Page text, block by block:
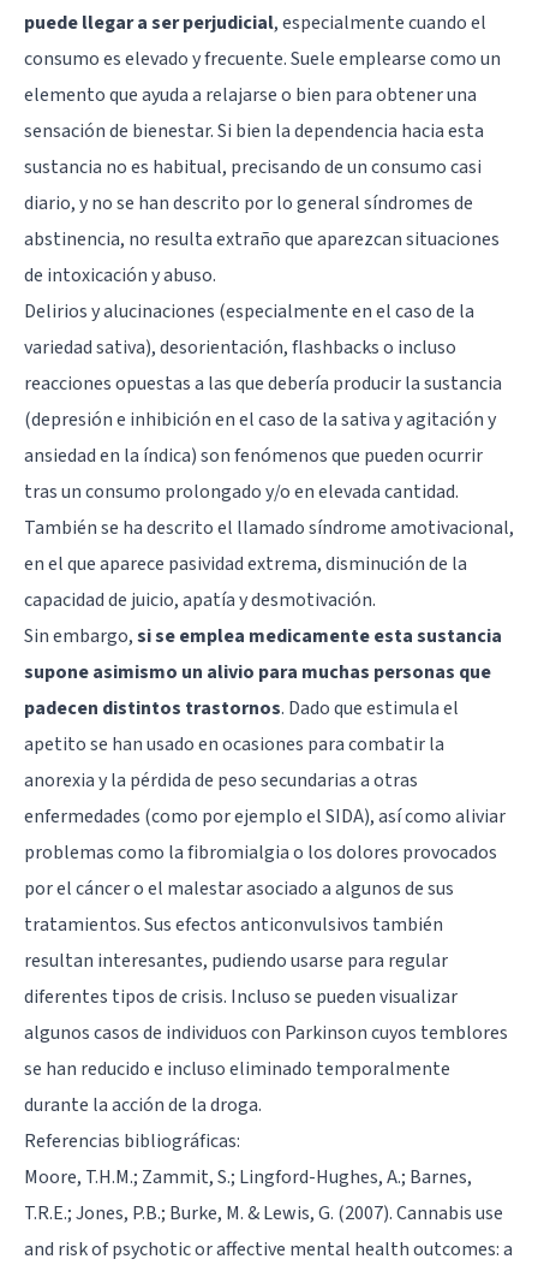
puede llegar a ser perjudicial, especialmente cuando el
consumo es elevado y frecuente. Suele emplearse como un
elemento que ayuda a relajarse o bien para obtener una
sensación de bienestar. Si bien la dependencia hacia esta
sustancia no es habitual, precisando de un consumo casi
diario, y no se han descrito por lo general síndromes de
abstinencia, no resulta extraño que aparezcan situaciones
de intoxicación y abuso.
Delirios y alucinaciones (especialmente en el caso de la
variedad sativa), desorientación, flashbacks o incluso
reacciones opuestas a las que debería producir la sustancia
(depresión e inhibición en el caso de la sativa y agitación y
ansiedad en la índica) son fenómenos que pueden ocurrir
tras un consumo prolongado y/o en elevada cantidad.
También se ha descrito el llamado síndrome amotivacional,
en el que aparece pasividad extrema, disminución de la
capacidad de juicio, apatía y desmotivación.
Sin embargo,si se emplea medicamente esta sustancia
supone asimismo un alivio para muchas personas que
padecen distintos trastornos. Dado que estimula el
apetito se han usado en ocasiones paracombatir la
anorexiay la pérdida de peso secundarias a otras
enfermedades (como por ejemplo el SIDA), así como aliviar
problemas como la fibromialgia o los dolores provocados
por el cáncer o el malestar asociado a algunos de sus
tratamientos. Sus efectos anticonvulsivos también
resultan interesantes, pudiendo usarse para regular
diferentes tipos de crisis. Incluso se pueden visualizar
algunos casos de individuos con Parkinson cuyos temblores
se han reducido e incluso eliminado temporalmente
durante la acción de la droga.
Referencias bibliográficas:
Moore, T.H.M.; Zammit, S.; Lingford-Hughes, A.; Barnes,
T.R.E.; Jones, P.B.; Burke, M. & Lewis, G. (2007). Cannabis use
and risk of psychotic or affective mental health outcomes: a